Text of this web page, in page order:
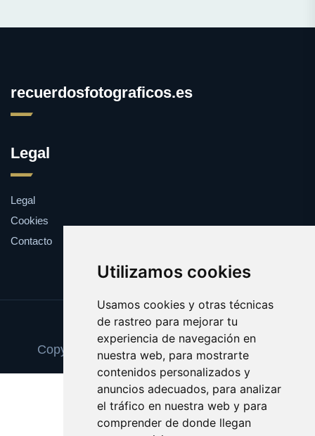
Utilizamos cookies
Usamos cookies y otras técnicas
de rastreo para mejorar tu
experiencia de navegación en
nuestra web, para mostrarte
contenidos personalizados y
anuncios adecuados, para analizar
el tráfico en nuestra web y para
comprender de donde llegan
recuerdosfotograficos.es
Legal
Legal
Cookies
Contacto
Update cookies preferences
Copyright © 2025 recuerdosfotograficos.es